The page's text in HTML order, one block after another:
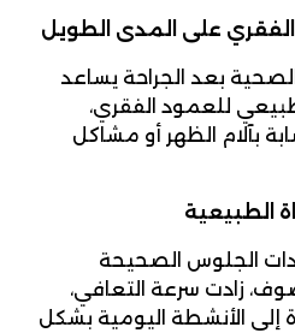
على المدى الطويل
بعد الجراحة يساعد
للعمود الفقري،
بآلام الظهر أو مشاكل
الطبيعية
الجلوس الصحيحة
زادت سرعة التعافي،
إلى الأنشطة اليومية بشكل